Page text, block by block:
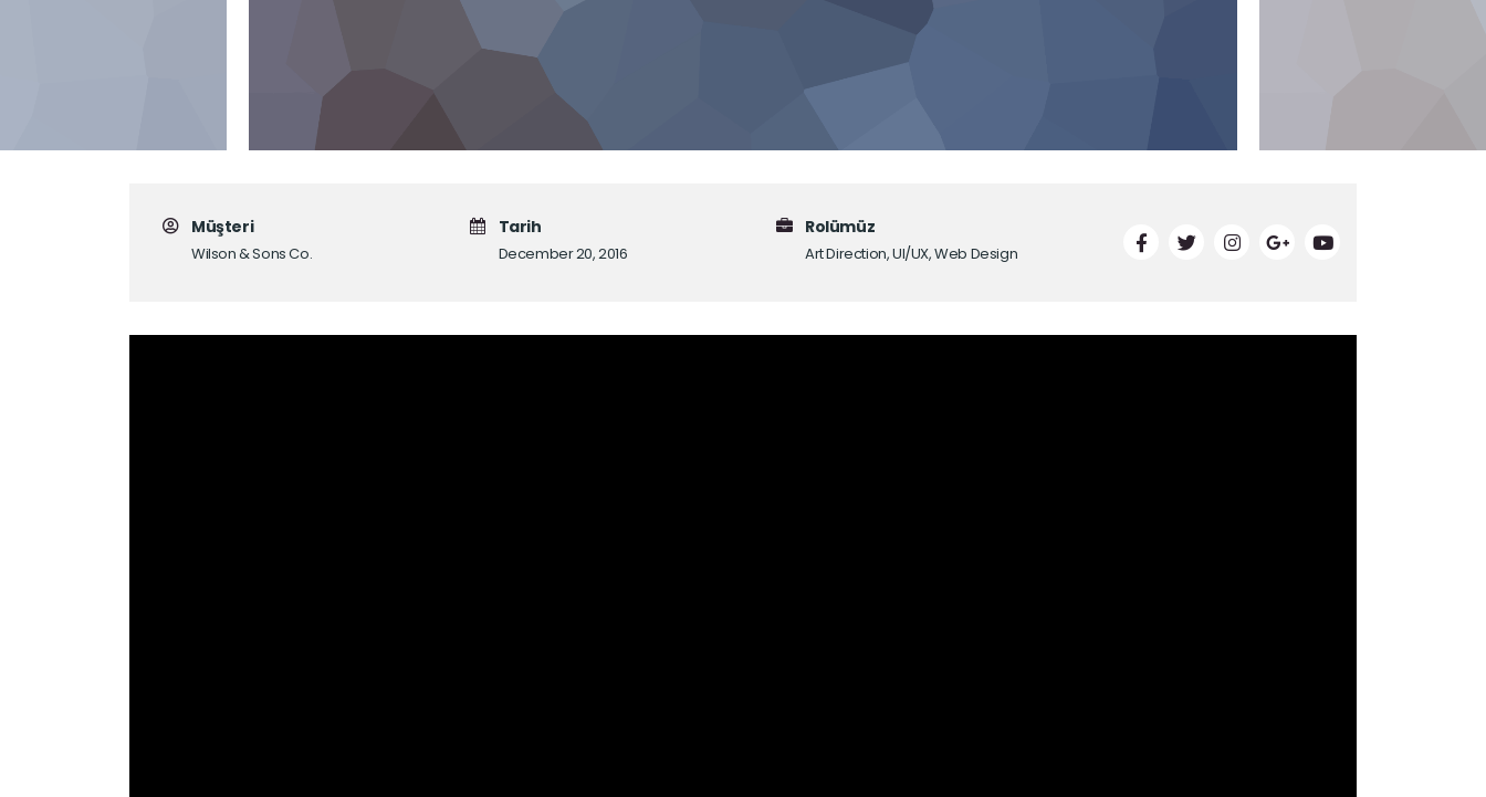
Müşteri
Wilson & Sons Co.
Tarih
December 20, 2016
Rolümüz
Art Direction, UI/UX, Web Design